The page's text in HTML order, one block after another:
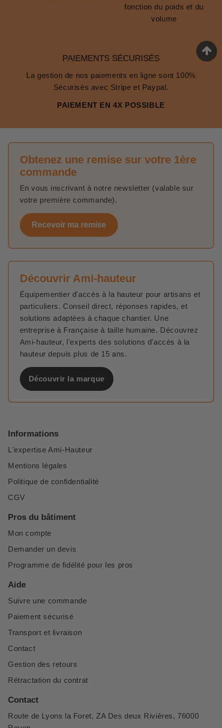
fonction du poids et du
volume
PAIEMENTS SÉCURISÉS
La gestion de nos paiements en ligne sont 100%
Sécurisés avec Stripe et Paypal.
PAIEMENT EN 4X POSSIBLE
Obtenez une remise sur votre 1ère
commande
En vous inscrivant à notre newsletter (valable sur
votre première commande).
Recevoir ma remise
Découvrir Ami-hauteur
Équipementier d'accès à la hauteur pour artisans et
particuliers. Conseil direct, réponses rapides, et
solutions adaptées à chaque chantier. Une
entreprise à Française à taille humaine. Découvrez
Ami-hauteur, l'experts des solutions d'accès à la
hauteur depuis plus de 15 ans.
Découvrir la marque
Informations
L'expertise Ami-Hauteur
Mentions légales
Politique de confidentialité
CGV
Pros du bâtiment
Mon compte
Demander un devis
Programme de fidélité pour les pros
Aide
Suivre une commande
Paiement sécurisé
Transport et livraison
Contact
Gestion des retours
Rétractation du contrat
Contact
Route de Lyons la Foret, ZA Des deux Rivières, 76000